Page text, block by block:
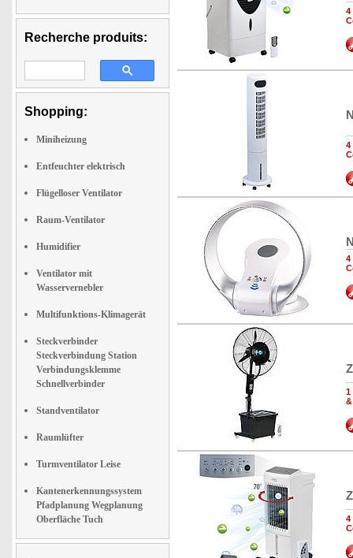
Recherche produits:
Shopping:
Miniheizung
Entfeuchter elektrisch
Flügelloser Ventilator
Raum-Ventilator
Humidifier
Ventilator mit
Wasservernebler
Multifunktions-Klimagerät
Steckverbinder
Steckverbindung Station
Verbindungsklemme
Schnellverbinder
Standventilator
Raumlüfter
Turmventilator Leise
Kantenerkennungssystem
Pfadplanung Wegplanung
Oberfläche Tuch
4
4
4
1
4